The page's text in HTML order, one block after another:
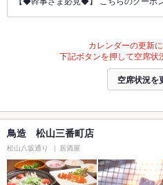
カレンダーの更新
下記ボタンを押して空席状
空席状況を
鳥造 松山三番町店
松山八坂通り 居酒屋